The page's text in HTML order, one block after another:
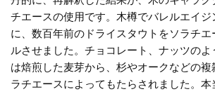
チエースの使用です。木樽でバレルエイ
に、数百年前のドライスタウトをソラチ
ルさせました。チョコレート、ナッツのよ
は焙煎した麦芽から、杉やオークなどの複
ラチエースによってもたらされました。本